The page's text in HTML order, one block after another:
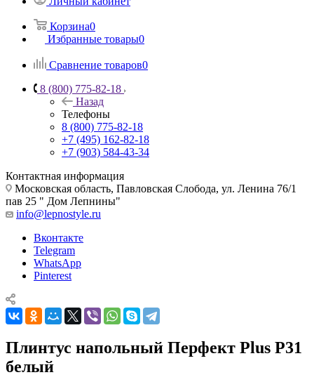
Корзина0
Избранные товары0
Сравнение товаров0
8 (800) 775-82-18
Назад
Телефоны
8 (800) 775-82-18
+7 (495) 162-82-18
+7 (903) 584-43-34
Контактная информация
Московская область, Павловская Слобода, ул. Ленина 76/1
пав 25 " Дом Лепнины"
info@lepnostyle.ru
Вконтакте
Telegram
WhatsApp
Pinterest
Плинтус напольный Перфект Plus Р31
белый